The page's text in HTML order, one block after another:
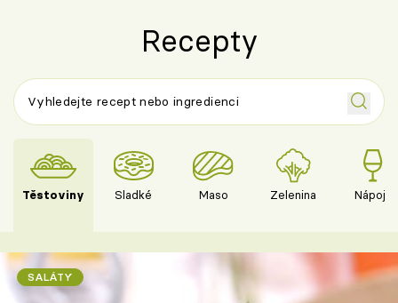
Recepty
Těstoviny Sladké Maso Zelenina Nápoje
SALÁTY